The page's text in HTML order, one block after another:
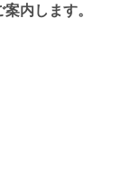
内します。